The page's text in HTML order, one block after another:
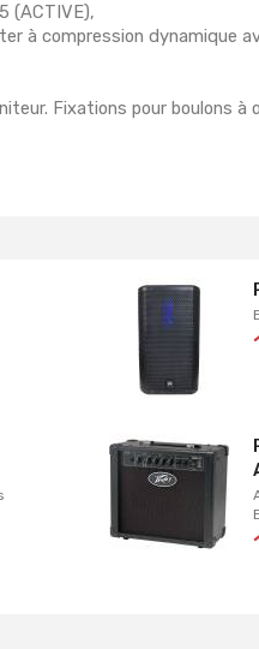
(ACTIVE),
à compression dynamique
Fixations pour boulons